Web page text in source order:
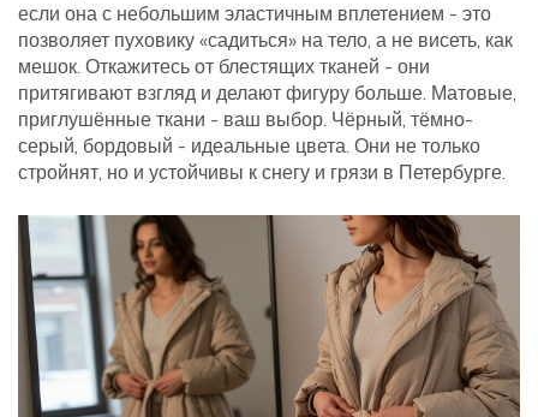
если она с небольшим эластичным вплетением - это
позволяет пуховику «садиться» на тело, а не висеть, как
мешок. Откажитесь от блестящих тканей - они
притягивают взгляд и делают фигуру больше. Матовые,
приглушённые ткани - ваш выбор. Чёрный, тёмно-
серый, бордовый - идеальные цвета. Они не только
стройнят, но и устойчивы к снегу и грязи в Петербурге.